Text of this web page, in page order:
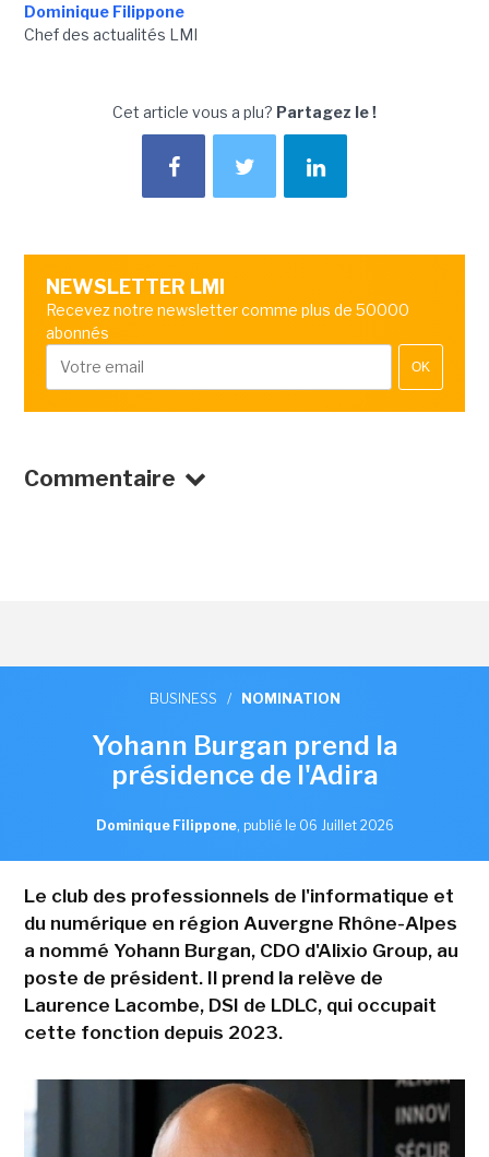
Dominique Filippone
Chef des actualités LMI
Cet article vous a plu? Partagez le !
NEWSLETTER LMI
Recevez notre newsletter comme plus de 50000
abonnés
OK
Commentaire
BUSINESS / NOMINATION
Yohann Burgan prend la
présidence de l'Adira
Dominique Filippone, publié le 06 Juillet 2026
Le club des professionnels de l'informatique et
du numérique en région Auvergne Rhône-Alpes
a nommé Yohann Burgan, CDO d'Alixio Group, au
poste de président. Il prend la relève de
Laurence Lacombe, DSI de LDLC, qui occupait
cette fonction depuis 2023.